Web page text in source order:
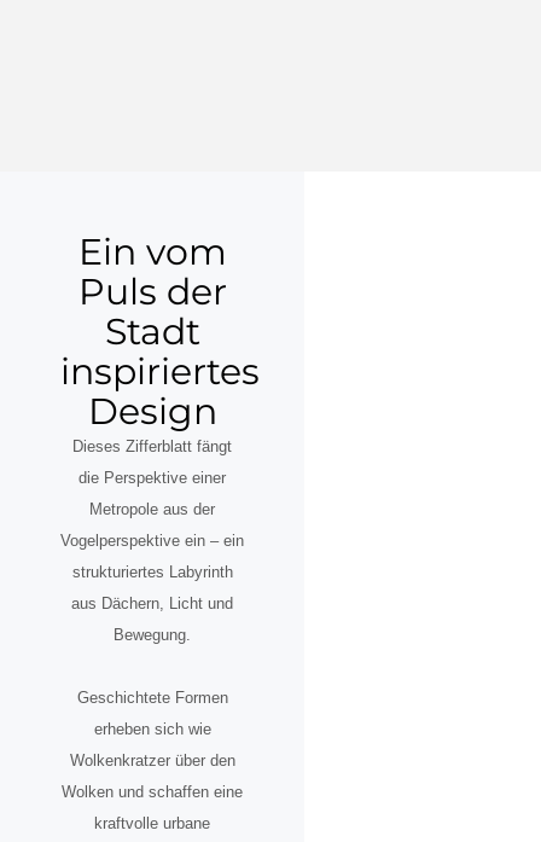
Ein vom
Puls der
Stadt
inspiriertes
Design
Dieses Zifferblatt fängt
die Perspektive einer
Metropole aus der
Vogelperspektive ein – ein
strukturiertes Labyrinth
aus Dächern, Licht und
Bewegung.
Geschichtete Formen
erheben sich wie
Wolkenkratzer über den
Wolken und schaffen eine
kraftvolle urbane